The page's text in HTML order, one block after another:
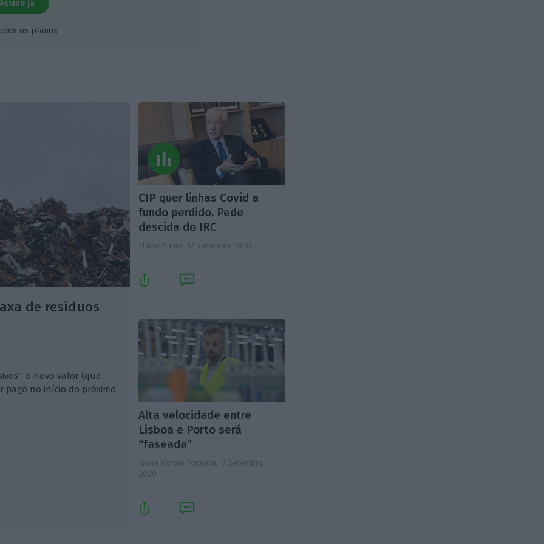
Assine já
os planos
de resíduos
o novo valor (que
pago no início do próximo
CIP quer linhas Covid a
fundo perdido. Pede
descida do IRC
Flávio Nunes, 17 Setembro 2020
Alta velocidade entre
Lisboa e Porto será
“faseada”
Joana Morais Fonseca, 17 Setembro
2020